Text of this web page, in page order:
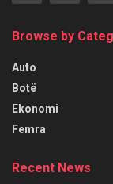
Browse by
Auto
Botë
Ekonomi
Femra
Recent News